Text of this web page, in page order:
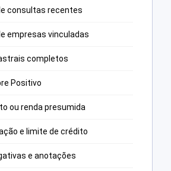
consultas recentes
empresas vinculadas
completos
Positivo
ou renda presumida
e limite de crédito
e anotações